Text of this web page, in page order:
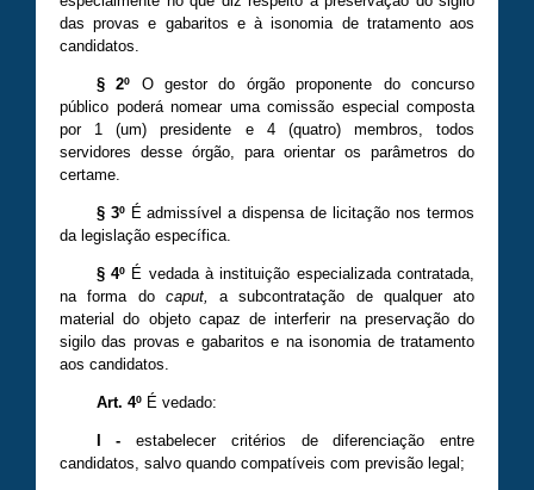
das provas e gabaritos e à isonomia de tratamento aos
candidatos.
§ 2º O gestor do órgão proponente do concurso
público poderá nomear uma comissão especial composta
por 1 (um) presidente e 4 (quatro) membros, todos
servidores desse órgão, para orientar os parâmetros do
certame.
§ 3ºÉ admissível a dispensa de licitação nos termos
da legislação específica.
§ 4º É vedada à instituição especializada contratada,
na forma do caput,
a subcontratação de qualquer ato
material do objeto capaz de interferir na preservação do
sigilo das provas e gabaritos e na isonomia de tratamento
aos candidatos.
Art. 4ºÉ vedado:
I - estabelecer critérios de diferenciação entre
candidatos, salvo quando compatíveis com previsão legal;